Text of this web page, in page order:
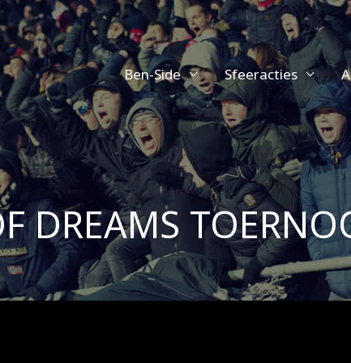
Ben-Side Sfeeracties
DREAMS